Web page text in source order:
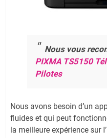
Nous vous
PIXMA TS5150
Pilotes
Nous avons besoin d’un
fluides et qui peut
la meilleure expérience sur